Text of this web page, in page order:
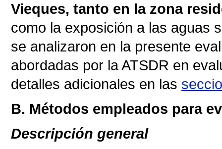
Vieques, tanto en la zona
como la exposición a las aguas
se analizaron en la presente
abordadas por la ATSDR en
detalles adicionales en las
B. Métodos empleados para
Descripción general